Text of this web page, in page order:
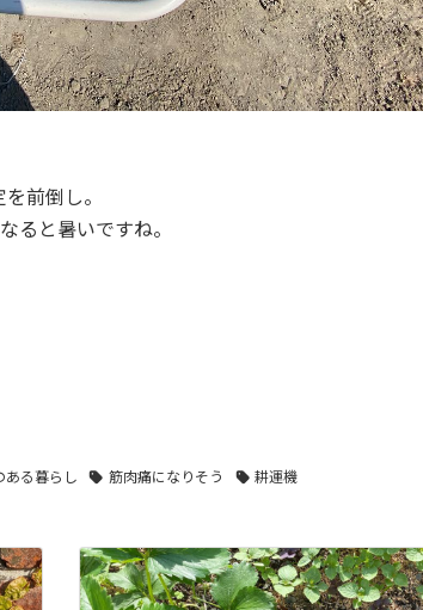
前倒し。
ると暑いですね。
ある暮らし 筋肉痛になりそう 耕運機